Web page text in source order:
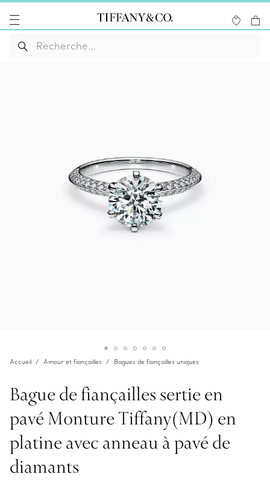
Accueil Amour et fiançailles Bagues de fiançailles uniques
Bague de fiançailles sertie en
pavé Monture Tiffany(MD) en
platine avec anneau à pavé de
diamants